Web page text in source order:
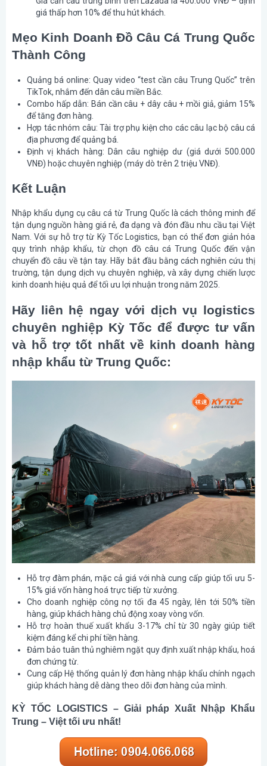
giá thấp hơn 10% để thu hút khách.
Mẹo Kinh Doanh Đồ Câu Cá Trung Quốc
Thành Công
Quảng bá online: Quay video “test cần câu Trung Quốc” trên
TikTok, nhắm đến dân câu miền Bắc.
Combo hấp dẫn: Bán cần câu + dây câu + mồi giả, giảm 15%
để tăng đơn hàng.
Hợp tác nhóm câu: Tài trợ phụ kiện cho các câu lạc bộ câu cá
địa phương để quảng bá.
Định vị khách hàng: Dân câu nghiệp dư (giá dưới 500.000
VNĐ) hoặc chuyên nghiệp (máy dò trên 2 triệu VNĐ).
Kết Luận
Nhập khẩu dụng cụ câu cá từ Trung Quốc là cách thông minh để
tận dụng nguồn hàng giá rẻ, đa dạng và đón đầu nhu cầu tại Việt
Nam. Với sự hỗ trợ từ Kỳ Tốc Logistics, bạn có thể đơn giản hóa
quy trình nhập khẩu, từ chọn đồ câu cá Trung Quốc đến vận
chuyển đồ câu về tận tay. Hãy bắt đầu bằng cách nghiên cứu thị
trường, tận dụng dịch vụ chuyên nghiệp, và xây dựng chiến lược
kinh doanh hiệu quả để tối ưu lợi nhuận trong năm 2025.
Hãy liên hệ ngay với dịch vụ logistics
chuyên nghiệp Kỳ Tốc để được tư vấn
và hỗ trợ tốt nhất về kinh doanh hàng
nhập khẩu từ Trung Quốc:
Hỗ trợ đàm phán, mặc cả giá với nhà cung cấp giúp tối ưu 5-
15% giá vốn hàng hoá trực tiếp từ xưởng.
Cho doanh nghiệp công nợ tối đa 45 ngày, lên tới 50% tiền
hàng, giúp khách hàng chủ động xoay vòng vốn.
Hỗ trợ hoàn thuế xuất khẩu 3-17% chỉ từ 30 ngày giúp tiết
kiệm đáng kể chi phí tiền hàng.
Đảm bảo tuân thủ nghiêm ngặt quy định xuất nhập khẩu, hoá
đơn chứng từ.
Cung cấp Hệ thống quản lý đơn hàng nhập khẩu chính ngạch
giúp khách hàng dễ dàng theo dõi đơn hàng của mình.
KỲ TỐC LOGISTICS – Giải pháp Xuất Nhập Khẩu
Trung – Việt tối ưu nhất!